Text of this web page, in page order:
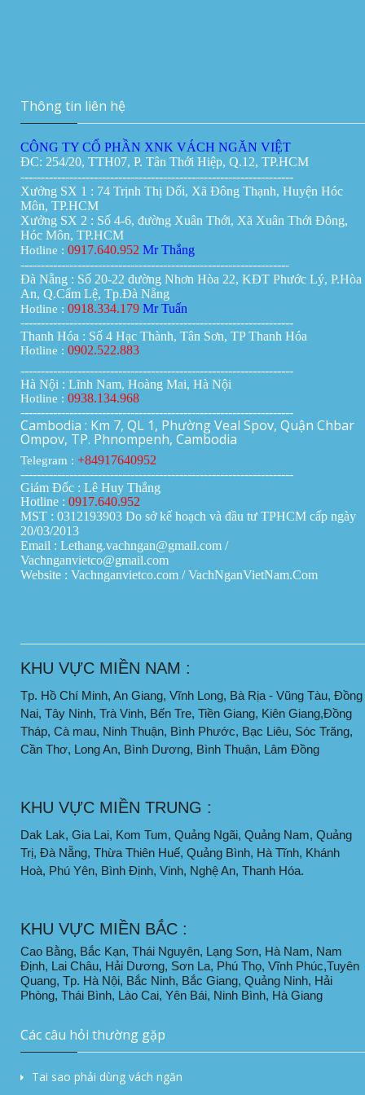
Thông tin liên hệ
CÔNG TY CỔ PHẦN XNK VÁCH NGĂN VIỆT
ĐC: 254/20, TTH07, P. Tân Thới Hiệp, Q.12, TP.HCM
-------------------------------------------------------------------
Xưởng SX 1 : 74 Trịnh Thị Dối, Xã Đông Thạnh, Huyện Hóc
Môn, TP.HCM
Xưởng SX 2 : Số 4-6, đường Xuân Thới, Xã Xuân Thới Đông,
Hóc Môn, TP.HCM
Hotline : 0917.640.952 Mr Thắng
------------------------------------------------------------------
Đà Nẵng : Số 20-22 đường Nhơn Hòa 22, KĐT Phước Lý, P.Hòa
An, Q.Cẩm Lệ, Tp.Đà Nẵng
Hotline : 0918.334.179 Mr Tuấn
-------------------------------------------------------------------
Thanh Hóa : Số 4 Hạc Thành, Tân Sơn, TP Thanh Hóa
Hotline : 0902.522.883
-------------------------------------------------------------------
Hà Nội : Lĩnh Nam, Hoàng Mai, Hà Nội
Hotline : 0938.134.968
-------------------------------------------------------------------
Cambodia : Km 7, QL 1, Phường Veal Spov, Quận Chbar
Ompov, TP. Phnompenh, Cambodia
Telegram : +84917640952
-------------------------------------------------------------------
Giám Đốc : Lê Huy Thắng
Hotline : 0917.640.952
MST : 0312193903 Do sở kế hoạch và đầu tư TPHCM cấp ngày
20/03/2013
Email : Lethang.vachngan@gmail.com /
Vachnganvietco@gmail.com
Website : Vachnganvietco.com /VachNganVietNam.Com
KHU VỰC MIỀN NAM :
Tp. Hồ Chí Minh, An Giang, Vĩnh Long, Bà Rịa - Vũng Tàu, Đồng
Nai, Tây Ninh, Trà Vinh, Bến Tre, Tiền Giang, Kiên Giang,Đồng
Tháp, Cà mau, Ninh Thuận, Bình Phước, Bạc Liêu, Sóc Trăng,
Cần Thơ, Long An, Bình Dương, Bình Thuận, Lâm Đồng
KHU VỰC MIỀN TRUNG :
Dak Lak, Gia Lai, Kom Tum, Quảng Ngãi, Quảng Nam, Quảng
Trị, Đà Nẵng, Thừa Thiên Huế, Quảng Bình, Hà Tĩnh, Khánh
Hoà, Phú Yên, Bình Định, Vinh, Nghệ An, Thanh Hóa.
KHU VỰC MIỀN BẮC :
Cao Bằng, Bắc Kạn, Thái Nguyên, Lạng Sơn, Hà Nam, Nam
Định, Lai Châu, Hải Dương, Sơn La, Phú Thọ, Vĩnh Phúc,Tuyên
Quang, Tp. Hà Nội, Bắc Ninh, Bắc Giang, Quảng Ninh, Hải
Phòng, Thái Bình, Lào Cai, Yên Bái, Ninh Bình, Hà Giang
Các câu hỏi thường gặp
Tai sao phải dùng vách ngăn